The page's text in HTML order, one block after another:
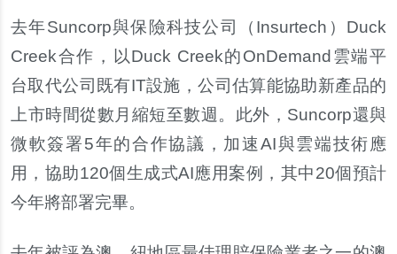
去年Suncorp與保險科技公司（Insurtech）Duck
Creek合作，以Duck Creek的OnDemand雲端平
台取代公司既有IT設施，公司估算能協助新產品的
上市時間從數月縮短至數週。此外，Suncorp還與
微軟簽署5年的合作協議，加速AI與雲端技術應
用，協助120個生成式AI應用案例，其中20個預計
今年將部署完畢。